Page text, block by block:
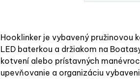
Hooklinker je vybavený pružinovou
LED baterkou a držiakom na
kotvení alebo prístavných
upevňovanie a organizáciu